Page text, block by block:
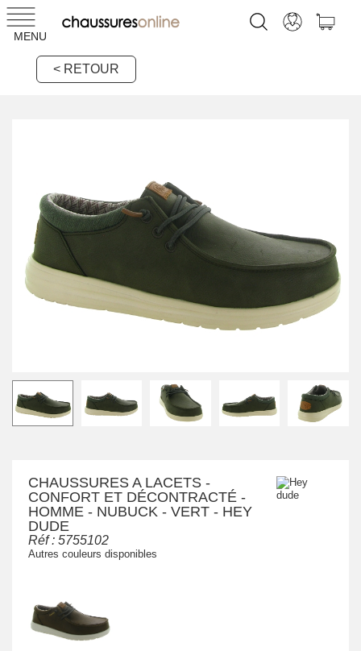
MENU
< RETOUR
CHAUSSURES A LACETS -
CONFORT ET DÉCONTRACTÉ -
HOMME - NUBUCK - VERT - HEY
DUDE
Réf : 5755102
Autres couleurs disponibles